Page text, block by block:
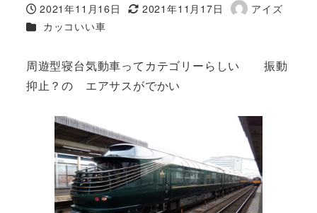
投稿日
2021年11月16日
更新日
2021年11月17日
著
アイズ
カテゴリー
カッコいい車
周遊型寝台気動車ってカテゴリーらしい 振動
抑止？の エアサスがでかい